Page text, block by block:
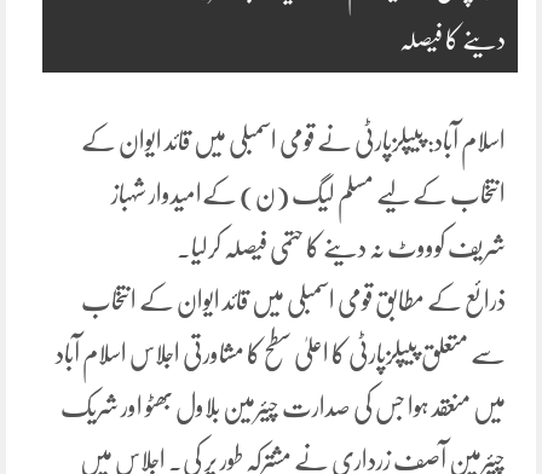
دینے کا فیصلہ
اسلام آباد: پیپلزپارٹی نے قومی اسمبلی میں قائد ایوان کے
انتخاب کے لیے مسلم لیگ (ن) کےامیدوار شہباز
شریف کوووٹ نہ دینے کا حتمی فیصلہ کرلیا۔
ذرائع کے مطابق قومی اسمبلی میں قائد ایوان کے انتخاب
سے متعلق پیپلزپارٹی کا اعلیٰ سطح کا مشاورتی اجلاس اسلام آباد
میں منعقد ہوا جس کی صدارت چیئرمین بلاول بھٹو اور شریک
چیئرمین آصف زرداری نے مشترکہ طور پر کی۔ اجلاس میں